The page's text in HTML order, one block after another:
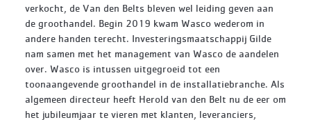
verkocht, de Van den Belts bleven wel leiding geven aan
de groothandel. Begin 2019 kwam Wasco wederom in
andere handen terecht. Investeringsmaatschappij Gilde
nam samen met het management van Wasco de aandelen
over. Wasco is intussen uitgegroeid tot een
toonaangevende groothandel in de installatiebranche. Als
algemeen directeur heeft Herold van den Belt nu de eer om
het jubileumjaar te vieren met klanten, leveranciers,